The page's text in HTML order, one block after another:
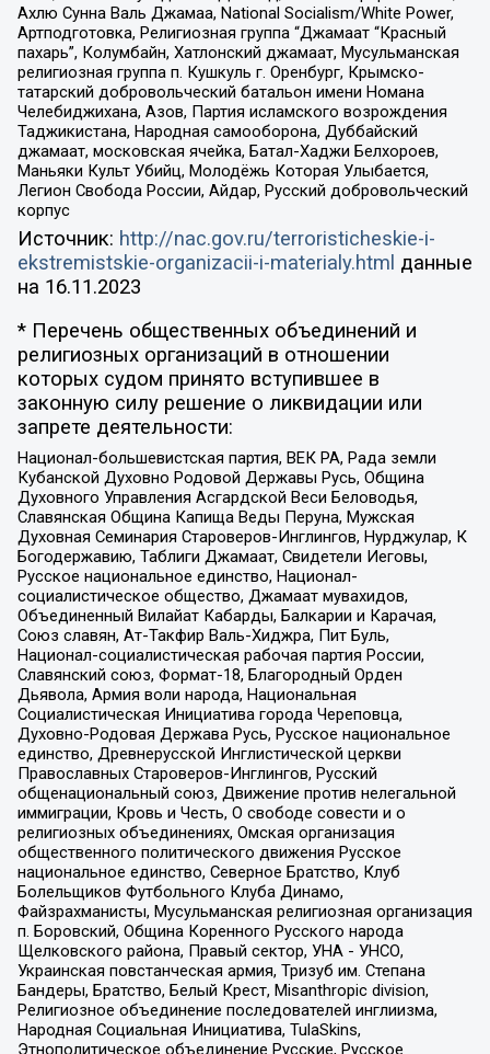
Ахлю Сунна Валь Джамаа, National Socialism/White Power,
Артподготовка, Религиозная группа “Джамаат “Красный
пахарь”, Колумбайн, Хатлонский джамаат, Мусульманская
религиозная группа п. Кушкуль г. Оренбург, Крымско-
татарский добровольческий батальон имени Номана
Челебиджихана, Азов, Партия исламского возрождения
Таджикистана, Народная самооборона, Дуббайский
джамаат, московская ячейка, Батал-Хаджи Белхороев,
Маньяки Культ Убийц, Молодёжь Которая Улыбается,
Легион Свобода России, Айдар, Русский добровольческий
корпус
Источник: http://nac.gov.ru/terroristicheskie-i-
ekstremistskie-organizacii-i-materialy.html данные
на 16.11.2023
* Перечень общественных объединений и
религиозных организаций в отношении
которых судом принято вступившее в
законную силу решение о ликвидации или
запрете деятельности:
Национал-большевистская партия, ВЕК РА, Рада земли
Кубанской Духовно Родовой Державы Русь, Община
Духовного Управления Асгардской Веси Беловодья,
Славянская Община Капища Веды Перуна, Мужская
Духовная Семинария Староверов-Инглингов, Нурджулар, К
Богодержавию, Таблиги Джамаат, Свидетели Иеговы,
Русское национальное единство, Национал-
социалистическое общество, Джамаат мувахидов,
Объединенный Вилайат Кабарды, Балкарии и Карачая,
Союз славян, Ат-Такфир Валь-Хиджра, Пит Буль,
Национал-социалистическая рабочая партия России,
Славянский союз, Формат-18, Благородный Орден
Дьявола, Армия воли народа, Национальная
Социалистическая Инициатива города Череповца,
Духовно-Родовая Держава Русь, Русское национальное
единство, Древнерусской Инглистической церкви
Православных Староверов-Инглингов, Русский
общенациональный союз, Движение против нелегальной
иммиграции, Кровь и Честь, О свободе совести и о
религиозных объединениях, Омская организация
общественного политического движения Русское
национальное единство, Северное Братство, Клуб
Болельщиков Футбольного Клуба Динамо,
Файзрахманисты, Мусульманская религиозная организация
п. Боровский, Община Коренного Русского народа
Щелковского района, Правый сектор, УНА - УНСО,
Украинская повстанческая армия, Тризуб им. Степана
Бандеры, Братство, Белый Крест, Misanthropic division,
Религиозное объединение последователей инглиизма,
Народная Социальная Инициатива, TulaSkins,
Этнополитическое объединение Русские, Русское